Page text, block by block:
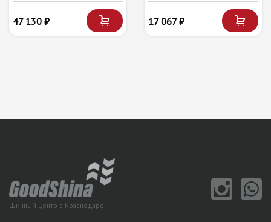
47 130 ₽ 17 067 ₽
Шинный центр в Краснодаре